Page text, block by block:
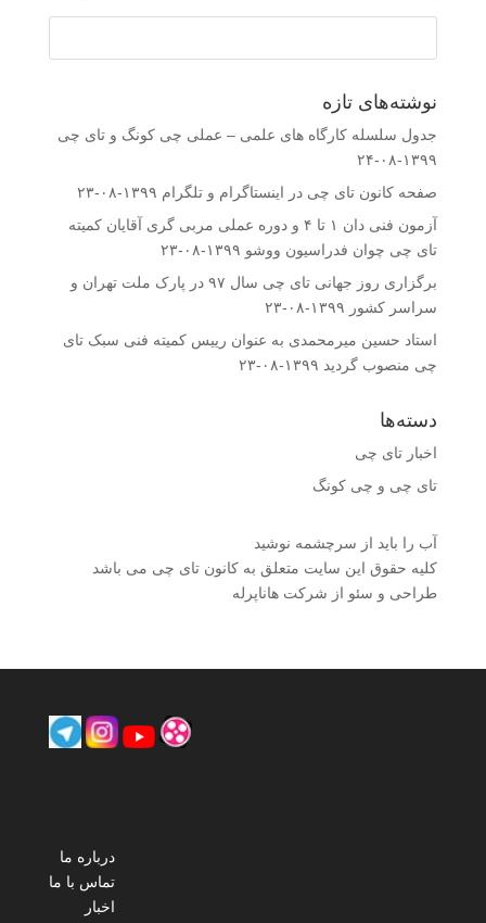
نوشته‌های تازه
جدول سلسله کارگاه های علمی – عملی چی کونگ و تای چی
۱۳۹۹-۰۸-۲۴
صفحه کانون تای چی در اینستاگرام و تلگرام ۱۳۹۹-۰۸-۲۳
آزمون فنی دان ۱ تا ۴ و دوره عملی مربی گری آقایان کمیته
تای چی چوان فدراسیون ووشو ۱۳۹۹-۰۸-۲۳
برگزاری روز جهانی تای چی سال ۹۷ در پارک ملت تهران و
سراسر کشور ۱۳۹۹-۰۸-۲۳
استاد حسین میرمحمدى به عنوان رییس کمیته فنى سبک تای
چی منصوب گردید ۱۳۹۹-۰۸-۲۳
دسته‌ها
اخبار تای چی
تای چی و چی کونگ
آب را باید از سرچشمه نوشید
کلیه حقوق این سایت متعلق به کانون تای چی می باشد
طراحی و سئو از شرکت هاناپرله
درباره ما
تماس با ما
اخبار